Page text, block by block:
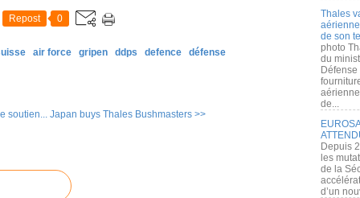
Repost 0
air force gripen ddps defence défense
soutien... Japan buys Thales Bushmasters >>
Thales
de son
photo
du
de...
Depuis
les
de la
d’un